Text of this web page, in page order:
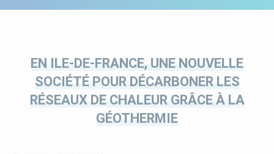
EN ILE-DE-FRANCE, UNE NOUVELLE
SOCIÉTÉ POUR DÉCARBONER LES
RÉSEAUX DE CHALEUR GRÂCE À LA
GÉOTHERMIE